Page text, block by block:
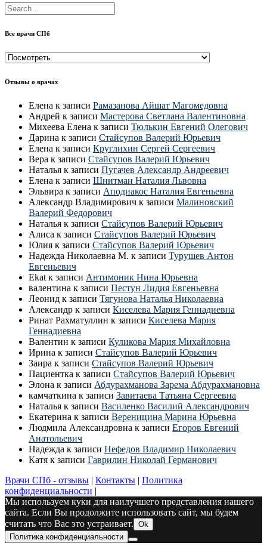
Все врачи СПб
Все
СПб
Отзывы о врачах
Елена к записи Рамазанова Айшат Магомедовна
Андрей к записи Мастерова Светлана Валентиновна
Михеева Елена к записи Тюлькин Евгений Олегович
Дарина к записи Стайсупов Валерий Юрьевич
Елена к записи Круглихин Сергей Сергеевич
Вера к записи Стайсупов Валерий Юрьевич
Наталья к записи Пугачев Александр Андреевич
Елена к записи Шнитман Наталия Львовна
Эльвира к записи Аподиакос Наталия Евгеньевна
Александр Владимирович к записи Малиновский
Валерий Федорович
Наталья к записи Стайсупов Валерий Юрьевич
Алиса к записи Стайсупов Валерий Юрьевич
Юлия к записи Стайсупов Валерий Юрьевич
Надежда Николаевна М. к записи Турушев Антон
Евгеньевич
Ekat к записи Антимоник Нина Юрьевна
валентина к записи Пестун Лидия Евгеньевна
Леонид к записи Тягунова Наталья Николаевна
Александр к записи Киселева Мария Геннадиевна
Ринат Рахматуллин к записи Киселева Мария
Геннадиевна
Валентин к записи Куликова Мария Михайловна
Ирина к записи Стайсупов Валерий Юрьевич
Заира к записи Стайсупов Валерий Юрьевич
Пациентка к записи Стайсупов Валерий Юрьевич
Элона к записи Абдурахманова Зарема Абдурахмановна
камчаткина к записи Завитаева Татьяна Сергеевна
Наталья к записи Василенко Василий Александрович
Екатерина к записи Вереницина Марина Юрьевна
Людмила Александровна к записи Егоров Евгений
Анатольевич
Надежда к записи Нефедов Владимир Николаевич
Катя к записи Гаврилин Николай Германович
Врачи СПб - отзывы | Контакты | Политика
конфиденциальности |
Мы используем куки для наилучшего представления нашего
сайта. Если Вы продолжите использовать сайт, мы будем
считать что Вас это устраивает. Ok
Политика конфиденциальности